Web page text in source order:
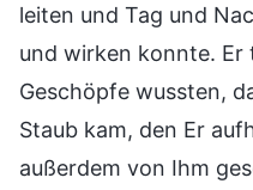
leiten und Tag und
und wirken konnte. Er
Geschöpfe wussten,
Staub kam, den Er
außerdem von Ihm